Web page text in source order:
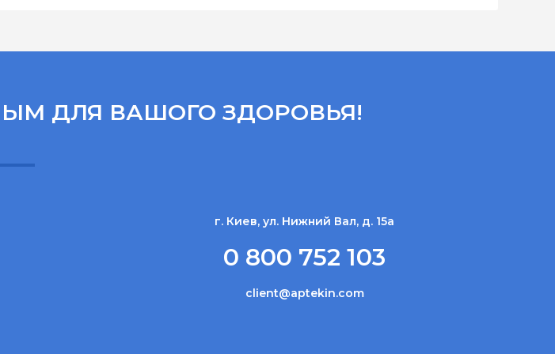
ДЛЯ ВАШОГО ЗДОРОВЬЯ!
г. Киев, ул. Нижний Вал, д. 15а
0 800 752 103
client@aptekin.com